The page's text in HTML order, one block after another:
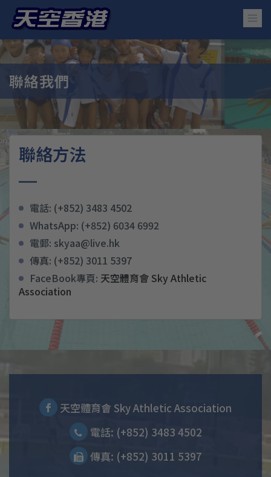
聯絡我們
聯絡方法
電話: (+852) 3483 4502
WhatsApp: (+852) 6034 6992
電郵: skyaa@live.hk
傳真: (+852) 3011 5397
FaceBook專頁: 天空體育會 Sky Athletic
Association
天空體育會 Sky Athletic Association
電話: (+852) 3483 4502
傳真: (+852) 3011 5397